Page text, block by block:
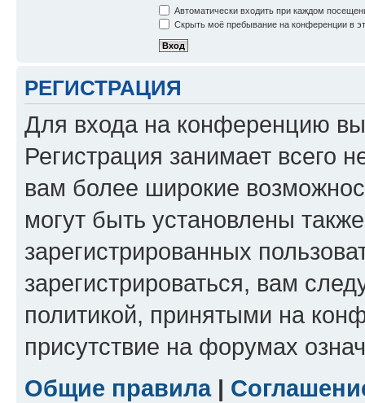
Автоматически входить при каждом
Скрыть моё пребывание на конференции в
РЕГИСТРАЦИЯ
Для входа на конференцию
Регистрация занимает всего
вам более широкие
могут быть установлены
зарегистрированных
зарегистрироваться, вам
политикой, принятыми на
присутствие на форумах
Общие правила|